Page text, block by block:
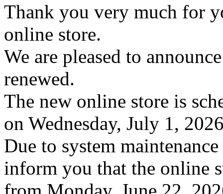
Thank you very much for
online store.
We are pleased to
renewed.
The new online store is
on Wednesday, July 1,
Due to system
inform you that the online